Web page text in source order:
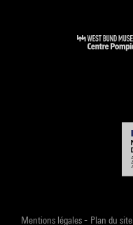
Mentions légales- Plan du site